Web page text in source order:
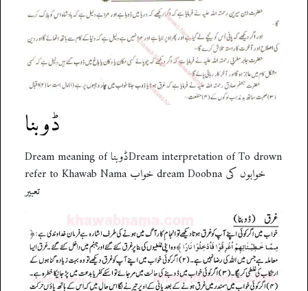
ڈوبنا
Dream meaning of ڈوبناDream interpretation of To drown
refer to Khawab Nama خواب dream Doobna خوابوں کی
تعبیر